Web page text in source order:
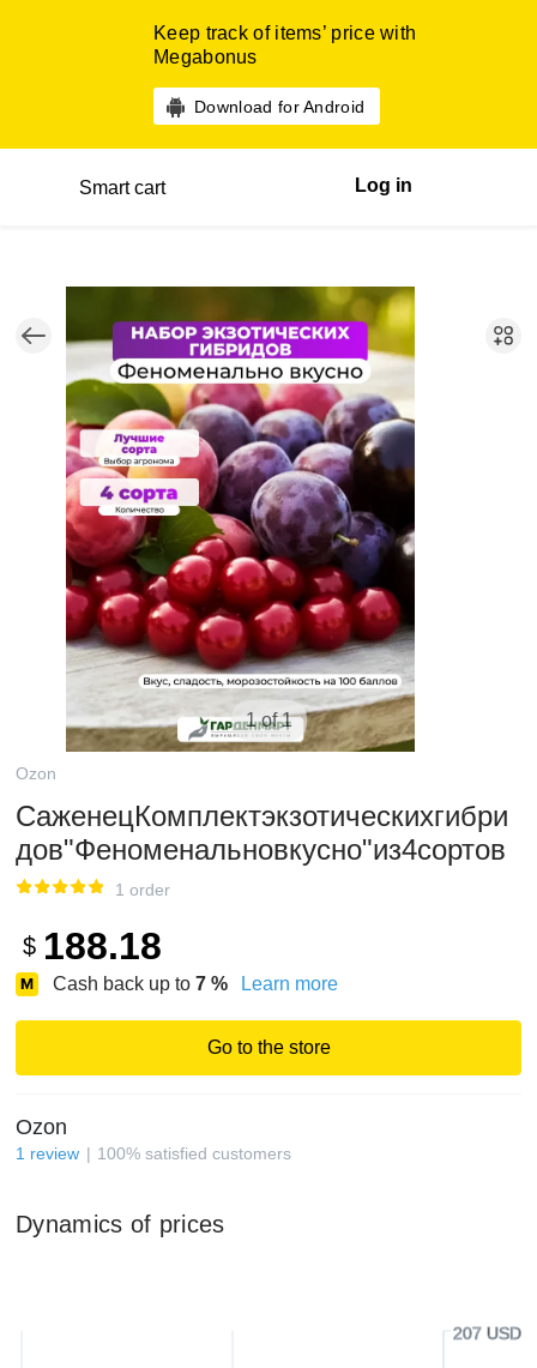
Keep track of items’ price with
Megabonus
Download for Android
Smart cart Log in
1 of 1
Ozon
СаженецКомплектэкзотическихгибри
дов"Феноменальновкусно"из4сортов
1 order
$ 188.18
Cash back up to 7 % Learn more
Go to the store
Ozon
1 review 100% satisfied customers
Dynamics of prices
207 USD